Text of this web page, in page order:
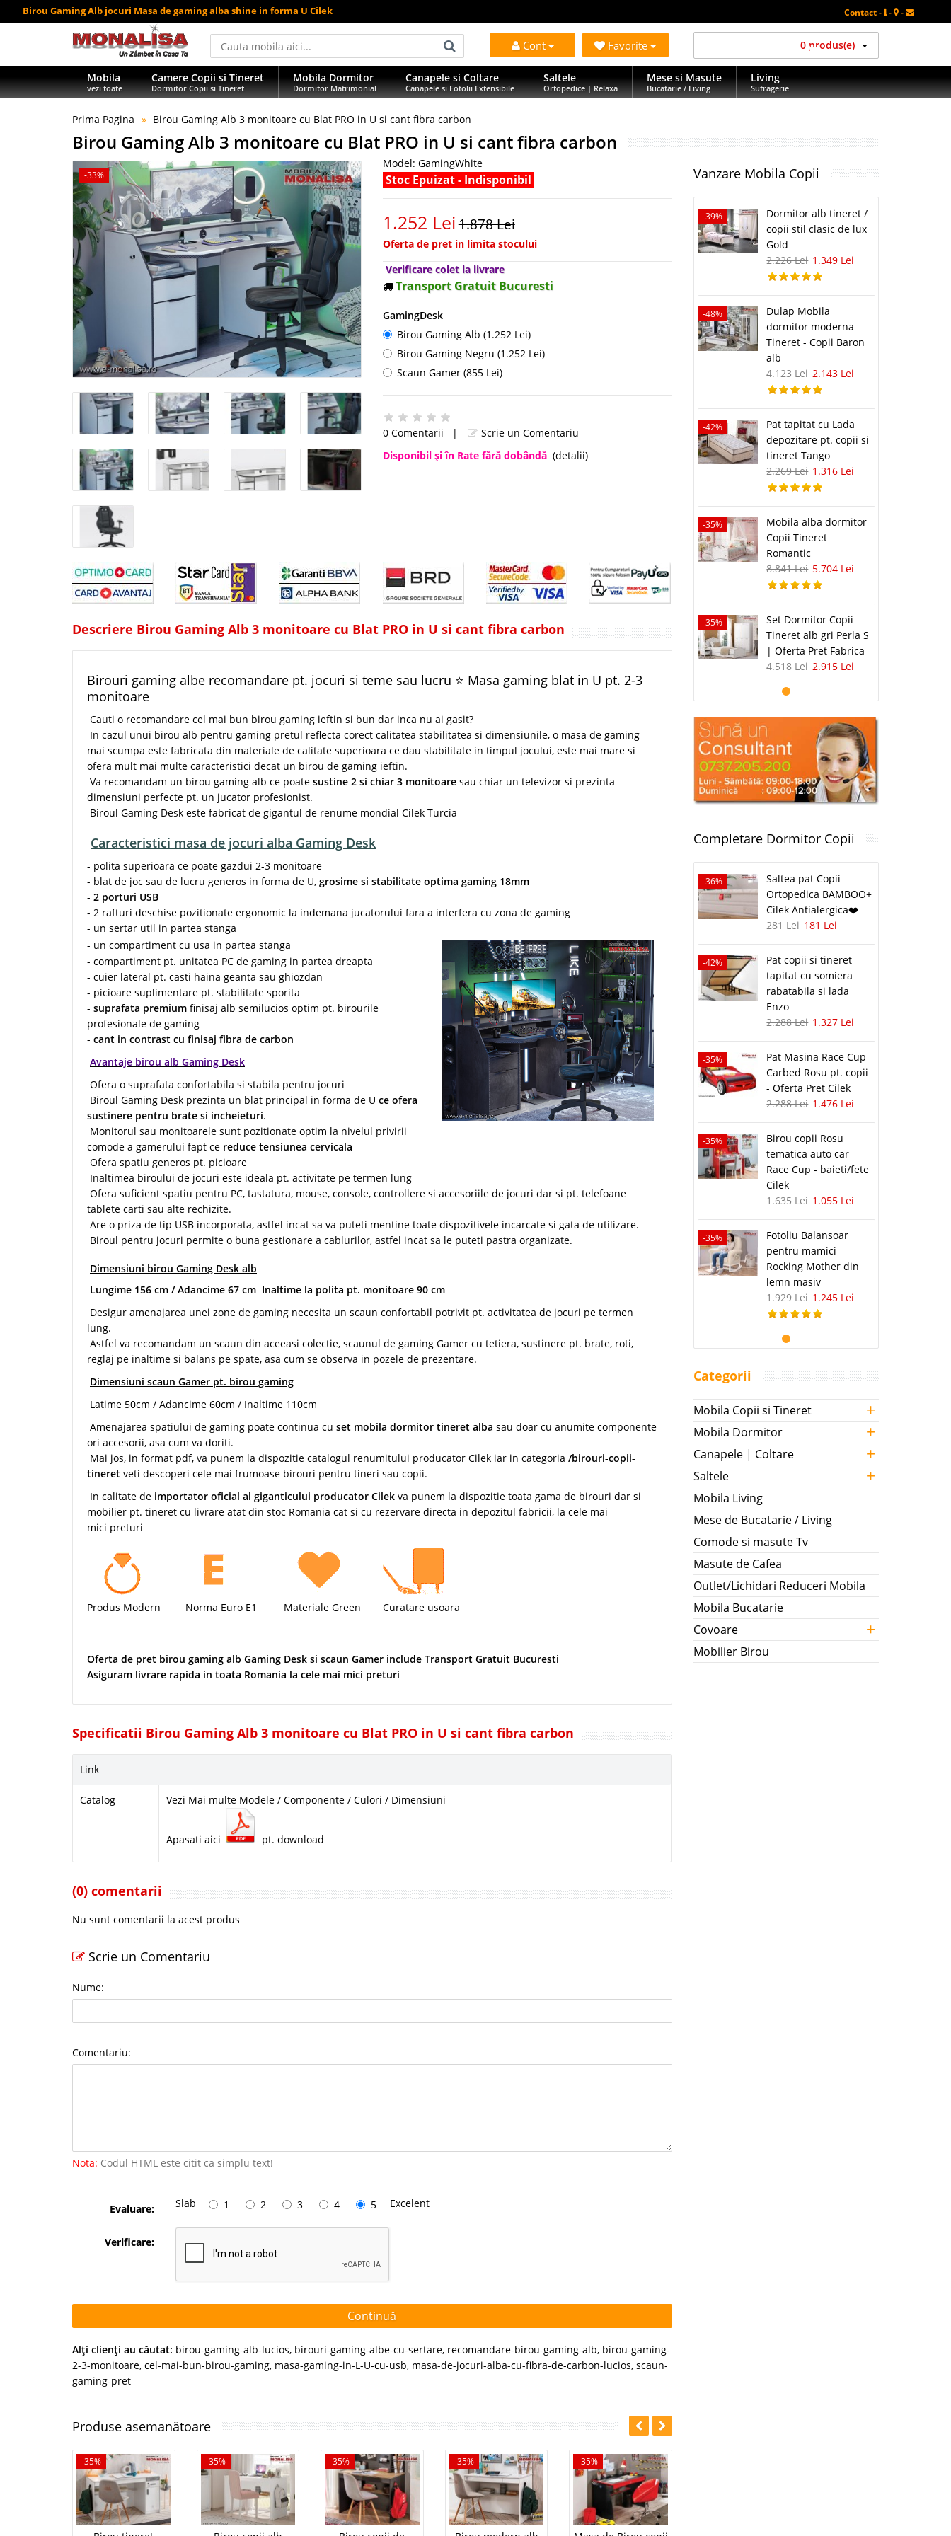
Birou Gaming Alb jocuri Masa de gaming alba shine in forma U Cilek Contact - - -
Cont Favorite 0 produs(e)
Mobila
vezi toate
Camere Copii si Tineret
Dormitor Copii si Tineret
Mobila Dormitor
Dormitor Matrimonial
Canapele si Coltare
Canapele si Fotolii Extensibile
Saltele
Ortopedice | Relaxa
Mese si Masute
Bucatarie / Living
Living
Sufragerie
Prima Pagina Birou Gaming Alb 3 monitoare cu Blat PRO in U si cant fibra carbon
Birou Gaming Alb 3 monitoare cu Blat PRO in U si cant fibra carbon
-33%
Model: GamingWhite
Stoc Epuizat - Indisponibil
1.252 Lei1.878 Lei
Oferta de pret in limita stocului
Verificare colet la livrare
Transport Gratuit Bucuresti
GamingDesk
Birou Gaming Alb (1.252 Lei)
Birou Gaming Negru (1.252 Lei)
Scaun Gamer (855 Lei)
0 Comentarii |
Scrie un Comentariu
Disponibil şi în Rate fără dobândă (detalii)
Descriere Birou Gaming Alb 3 monitoare cu Blat PRO in U si cant fibra carbon
Birouri gaming albe recomandare pt. jocuri si teme sau lucru ⭐ Masa gaming blat in U pt. 2-3
monitoare
Cauti o recomandare cel mai bun birou gaming ieftin si bun dar inca nu ai gasit?
In cazul unui birou alb pentru gaming pretul reflecta corect calitatea stabilitatea si dimensiunile, o masa de gaming
mai scumpa este fabricata din materiale de calitate superioara ce dau stabilitate in timpul jocului, este mai mare si
ofera mult mai multe caracteristici decat un birou de gaming ieftin.
Va recomandam un birou gaming alb ce poate sustine 2 si chiar 3 monitoare sau chiar un televizor si prezinta
dimensiuni perfecte pt. un jucator profesionist.
Biroul Gaming Desk este fabricat de gigantul de renume mondial Cilek Turcia
Caracteristici masa de jocuri alba Gaming Desk
- polita superioara ce poate gazdui 2-3 monitoare
- blat de joc sau de lucru generos in forma de U, grosime si stabilitate optima gaming 18mm
- 2 porturi USB
- 2 rafturi deschise pozitionate ergonomic la indemana jucatorului fara a interfera cu zona de gaming
- un sertar util in partea stanga
- un compartiment cu usa in partea stanga
- compartiment pt. unitatea PC de gaming in partea dreapta
- cuier lateral pt. casti haina geanta sau ghiozdan
- picioare suplimentare pt. stabilitate sporita
- suprafata premium finisaj alb semilucios optim pt. birourile
profesionale de gaming
- cant in contrast cu finisaj fibra de carbon
Avantaje birou alb Gaming Desk
Ofera o suprafata confortabila si stabila pentru jocuri
Biroul Gaming Desk prezinta un blat principal in forma de U ce ofera
sustinere pentru brate si incheieturi.
Monitorul sau monitoarele sunt pozitionate optim la nivelul privirii
comode a gamerului fapt ce reduce tensiunea cervicala
Ofera spatiu generos pt. picioare
Inaltimea biroului de jocuri este ideala pt. activitate pe termen lung
Ofera suficient spatiu pentru PC, tastatura, mouse, console, controllere si accesoriile de jocuri dar si pt. telefoane
tablete carti sau alte rechizite.
Are o priza de tip USB incorporata, astfel incat sa va puteti mentine toate dispozitivele incarcate si gata de utilizare.
Biroul pentru jocuri permite o buna gestionare a cablurilor, astfel incat sa le puteti pastra organizate.
Dimensiuni birou Gaming Desk alb
Lungime 156 cm / Adancime 67 cm Inaltime la polita pt. monitoare 90 cm
Desigur amenajarea unei zone de gaming necesita un scaun confortabil potrivit pt. activitatea de jocuri pe termen
lung.
Astfel va recomandam un scaun din aceeasi colectie, scaunul de gaming Gamer cu tetiera, sustinere pt. brate, roti,
reglaj pe inaltime si balans pe spate, asa cum se observa in pozele de prezentare.
Dimensiuni scaun Gamer pt. birou gaming
Latime 50cm / Adancime 60cm / Inaltime 110cm
Amenajarea spatiului de gaming poate continua cu set mobila dormitor tineret alba sau doar cu anumite componente
ori accesorii, asa cum va doriti.
Mai jos, in format pdf, va punem la dispozitie catalogul renumitului producator Cilek iar in categoria /birouri-copii-
tineret veti descoperi cele mai frumoase birouri pentru tineri sau copii.
In calitate de importator oficial al giganticului producator Cilek va punem la dispozitie toata gama de birouri dar si
mobilier pt. tineret cu livrare atat din stoc Romania cat si cu rezervare directa in depozitul fabricii, la cele mai
mici preturi
Produs Modern Norma Euro E1 Materiale Green Curatare usoara
Oferta de pret birou gaming alb Gaming Desk si scaun Gamer include Transport Gratuit Bucuresti
Asiguram livrare rapida in toata Romania la cele mai mici preturi
Specificatii Birou Gaming Alb 3 monitoare cu Blat PRO in U si cant fibra carbon
Link
Catalog Vezi Mai multe Modele / Componente / Culori / Dimensiuni
Apasati aici pt. download
(0) comentarii
Nu sunt comentarii la acest produs
Scrie un Comentariu
Nume:
Comentariu:
Nota: Codul HTML este citit ca simplu text!
Evaluare: Slab 1 2 3 4 5 Excelent
Verificare:
Continuă
Alţi clienţi au căutat: birou-gaming-alb-lucios, birouri-gaming-albe-cu-sertare, recomandare-birou-gaming-alb, birou-gaming-
2-3-monitoare, cel-mai-bun-birou-gaming, masa-gaming-in-L-U-cu-usb, masa-de-jocuri-alba-cu-fibra-de-carbon-lucios, scaun-
gaming-pret
Produse asemanătoare
-35% -35% -35% -35% -35%
Vanzare Mobila Copii
-39%
Dormitor alb tineret /
copii stil clasic de lux
Gold
2.226 Lei 1.349 Lei
-48%
Dulap Mobila
dormitor moderna
Tineret - Copii Baron
alb
4.123 Lei 2.143 Lei
-42%
Pat tapitat cu Lada
depozitare pt. copii si
tineret Tango
2.269 Lei 1.316 Lei
-35%
Mobila alba dormitor
Copii Tineret
Romantic
8.841 Lei 5.704 Lei
-35%
Set Dormitor Copii
Tineret alb gri Perla S
| Oferta Pret Fabrica
4.518 Lei 2.915 Lei
Completare Dormitor Copii
-36%
Saltea pat Copii
Ortopedica BAMBOO+
Cilek Antialergica❤️
281 Lei 181 Lei
-42%
Pat copii si tineret
tapitat cu somiera
rabatabila si lada
Enzo
2.288 Lei 1.327 Lei
-35%
Pat Masina Race Cup
Carbed Rosu pt. copii
- Oferta Pret Cilek
2.288 Lei 1.476 Lei
-35%
Birou copii Rosu
tematica auto car
Race Cup - baieti/fete
Cilek
1.635 Lei 1.055 Lei
-35%
Fotoliu Balansoar
pentru mamici
Rocking Mother din
lemn masiv
1.929 Lei 1.245 Lei
Categorii
Mobila Copii si Tineret +
Mobila Dormitor +
Canapele | Coltare +
Saltele +
Mobila Living
Mese de Bucatarie / Living
Comode si masute Tv
Masute de Cafea
Outlet/Lichidari Reduceri Mobila
Mobila Bucatarie
Covoare
+
Mobilier Birou